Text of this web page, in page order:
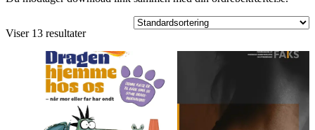
Viser 13 resultater